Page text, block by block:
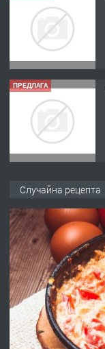
ПРЕДЛАГА
ПРЕДЛАГА
Случайна рецепта